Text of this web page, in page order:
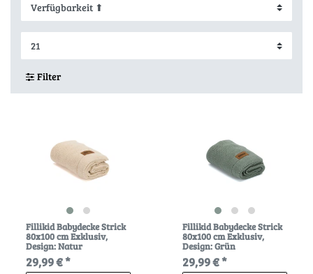
Filter
Fillikid Babydecke Strick
80x100 cm Exklusiv,
Design: Natur
29,99 € *
Fillikid Babydecke Strick
80x100 cm Exklusiv,
Design: Grün
29,99 € *